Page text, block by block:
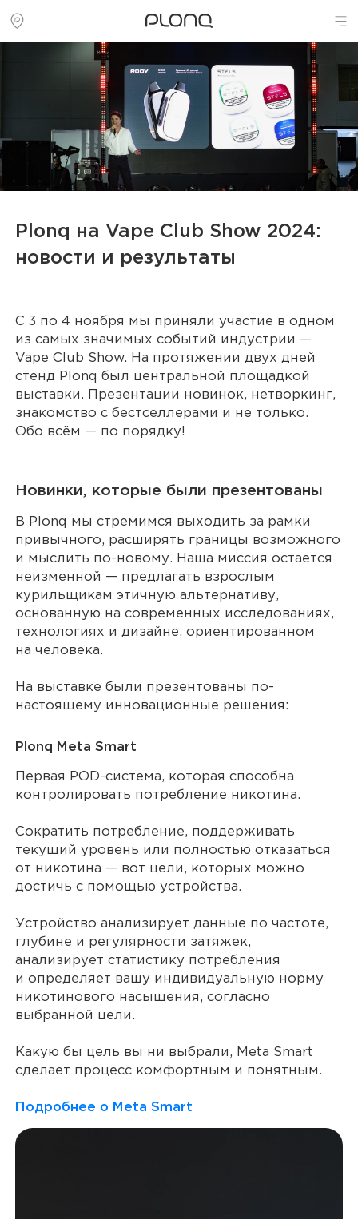
Plonq на Vape Club Show 2024:
новости и результаты
С 3 по 4 ноября мы приняли участие в одном
из самых значимых событий индустрии —
Vape Club Show. На протяжении двух дней
стенд Plonq был центральной площадкой
выставки. Презентации новинок, нетворкинг,
знакомство с бестселлерами и не только.
Обо всём — по порядку!
Новинки, которые были презентованы
В Plonq мы стремимся выходить за рамки
привычного, расширять границы возможного
и мыслить по-новому. Наша миссия остается
неизменной — предлагать взрослым
курильщикам этичную альтернативу,
основанную на современных исследованиях,
технологиях и дизайне, ориентированном
на человека.
На выставке были презентованы по-
настоящему инновационные решения:
Plonq Meta Smart
Первая POD-система, которая способна
контролировать потребление никотина.
Сократить потребление, поддерживать
текущий уровень или полностью отказаться
от никотина — вот цели, которых можно
достичь с помощью устройства.
Устройство анализирует данные по частоте,
глубине и регулярности затяжек,
анализирует статистику потребления
и определяет вашу индивидуальную норму
никотинового насыщения, согласно
выбранной цели.
Какую бы цель вы ни выбрали, Meta Smart
сделает процесс комфортным и понятным.
Подробнее о Meta Smart